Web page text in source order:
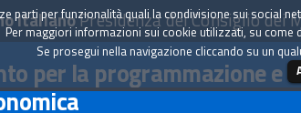
ItalianoPresidenza del Consiglio dei
per la programmazione e
parti per funzionalità quali la condivisione sui social
Per maggiori informazioni sui cookie utilizzati, su
Se prosegui nella navigazione cliccando su un